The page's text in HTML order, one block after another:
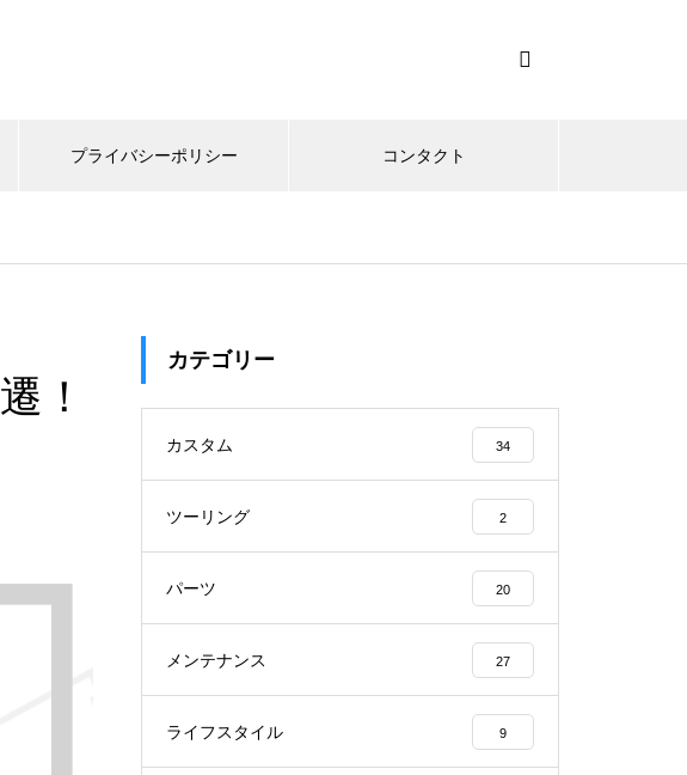
プライバシーポリシー コンタクト
！
カテゴリー
カスタム 34
ツーリング 2
パーツ 20
メンテナンス 27
ライフスタイル 9